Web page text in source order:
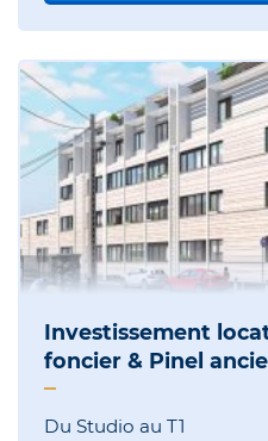
Investissement
foncier & Pinel
Du Studio au T1